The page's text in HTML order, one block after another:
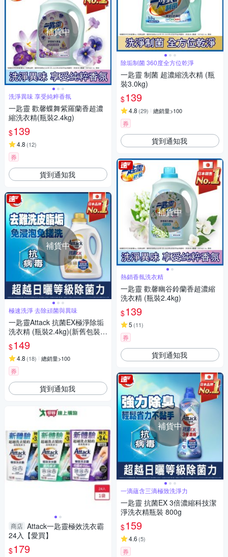
補貨中
洗淨異味 享受純粹香氛
一匙靈 歡馨蝶舞紫羅蘭香超濃
縮洗衣精(瓶裝2.4kg)
$139
4.8 (12)
券
貨到通知我
補貨中
極速洗淨 去除頑菌與異味
一匙靈Attack 抗菌EX極淨除垢
洗衣精 (瓶裝2.4kg)(新舊包裝混
出)
$149
4.8 (18) 總銷量>100
券
貨到通知我
商店 Attack一匙靈極效洗衣霸
24入【愛買】
$179
除垢制菌 360度全方位乾淨
一匙靈 制菌 超濃縮洗衣精 (瓶
裝3.0kg)
$139
4.8 (29) 總銷量>100
券
貨到通知我
補貨中
熱銷香氛洗衣精
一匙靈 歡馨幽谷鈴蘭香超濃縮
洗衣精 (瓶裝2.4kg)
$139
5 (11)
券
貨到通知我
補貨中
一滴蘊含三滴極致洗淨力
一匙靈 抗菌EX 3倍濃縮科技潔
淨洗衣精瓶裝 800g
$159
4.6 (5)
券